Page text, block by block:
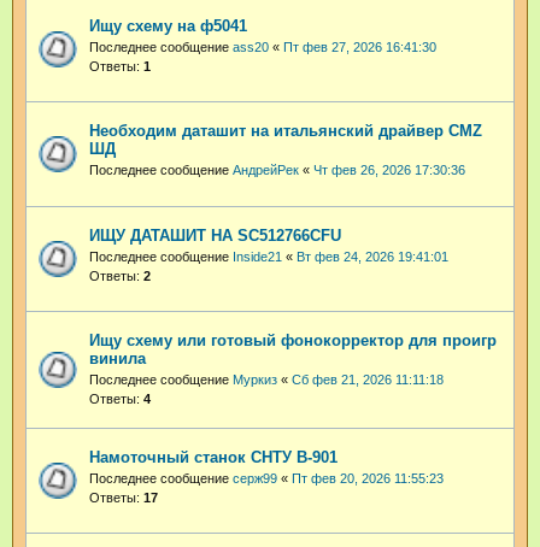
Ищу схему на ф5041
Последнее сообщение ass20 « Пт фев 27, 2026 16:41:30
Ответы: 1
Необходим даташит на итальянский драйвер CMZ
ШД
Последнее сообщение АндрейРек « Чт фев 26, 2026 17:30:36
ИЩУ ДАТАШИТ НА SC512766CFU
Последнее сообщение Inside21 « Вт фев 24, 2026 19:41:01
Ответы: 2
Ищу схему или готовый фонокорректор для проигр
винила
Последнее сообщение Муркиз « Сб фев 21, 2026 11:11:18
Ответы: 4
Намоточный станок СНТУ В-901
Последнее сообщение серж99 « Пт фев 20, 2026 11:55:23
Ответы: 17